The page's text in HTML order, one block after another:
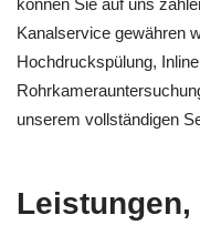
können Sie auf uns
Kanalservice gewähren
Hochdruckspülung,
unserem vollständigen